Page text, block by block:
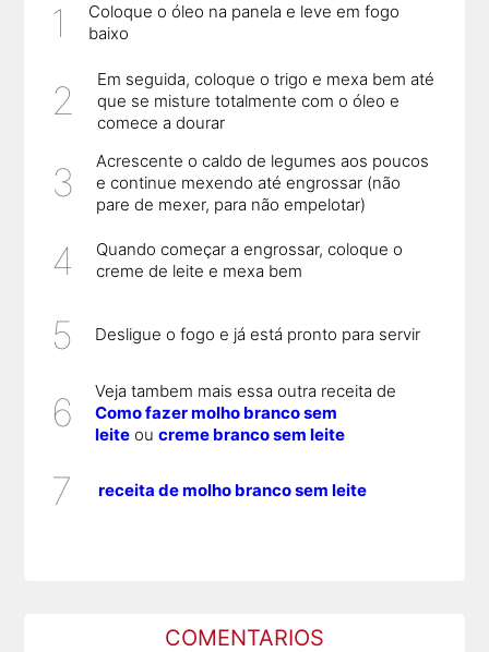
Coloque o óleo na panela e leve em fogo
baixo
Em seguida, coloque o trigo e mexa bem até
que se misture totalmente com o óleo e
comece a dourar
Acrescente o caldo de legumes aos poucos
e continue mexendo até engrossar (não
pare de mexer, para não empelotar)
Quando começar a engrossar, coloque o
creme de leite e mexa bem
Desligue o fogo e já está pronto para servir
Veja tambem mais essa outra receita de
Como fazer molho branco sem
leite oucreme branco sem leite
receita de molho branco sem leite
COMENTARIOS